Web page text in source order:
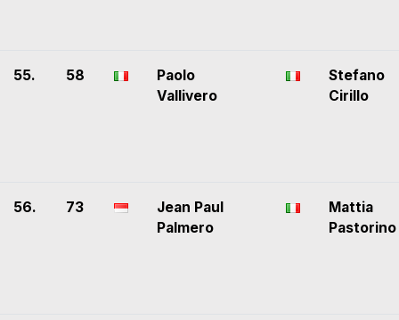
55. 58
Paolo
Vallivero
Stefano
Cirillo
56. 73
Jean Paul
Palmero
Mattia
Pastorino